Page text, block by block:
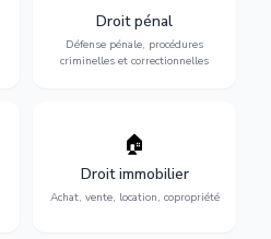
Droit pénal
Défense pénale, procédures
criminelles et correctionnelles
vue jusqu'au procès, pour
toute affaire correctionnelle
ou criminelle.
🏠
Droit immobilier
Achat, vente, location, copropriété
Sécurisation de vos projets
immobiliers : achat, vente,
location, construction et
gestion de copropriété.